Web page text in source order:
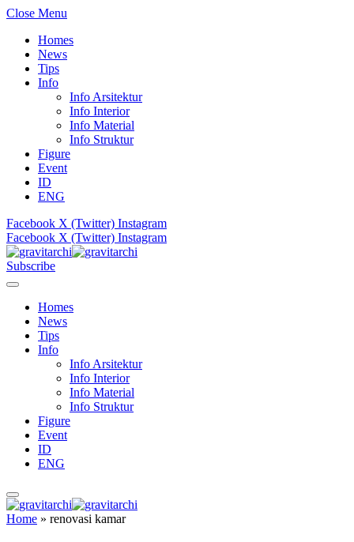
Close Menu
Homes
News
Tips
Info
Info Arsitektur
Info Interior
Info Material
Info Struktur
Figure
Event
ID
ENG
Facebook X (Twitter) Instagram
Facebook X (Twitter) Instagram
Subscribe
Homes
News
Tips
Info
Info Arsitektur
Info Interior
Info Material
Info Struktur
Figure
Event
ID
ENG
Home » renovasi kamar